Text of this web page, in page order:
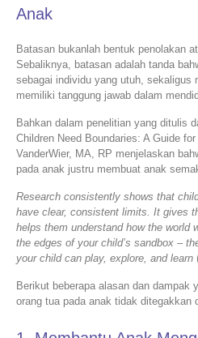
Anak
Batasan bukanlah bentuk penolakan
Sebaliknya, batasan adalah tanda
sebagai individu yang utuh, sekaligus
memiliki tanggung jawab dalam
Bahkan dalam penelitian yang ditulis
Children Need Boundaries: A Guide
VanderWier, MA, RP menjelaskan
pada anak justru membuat anak
Research consistently shows that
have clear, consistent limits. It gives
helps them understand how the world
the edges of your child’s sandbox –
your child can play, explore, and learn
Berikut beberapa alasan dan dampak
orang tua pada anak tidak ditegakkan